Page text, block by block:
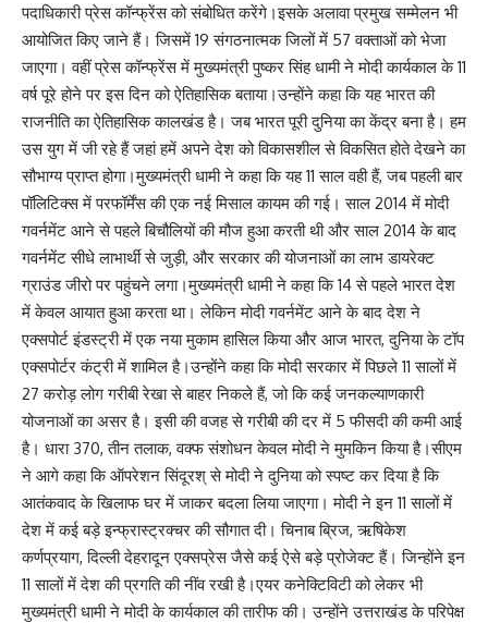
पदाधिकारी प्रेस कॉन्फ्रेंस को संबोधित करेंगे।इसके अलावा प्रमुख सम्मेलन भी
आयोजित किए जाने हैं। जिसमें 19 संगठनात्मक जिलों में 57 वक्ताओं को भेजा
जाएगा। वहीं प्रेस कॉन्फ्रेंस में मुख्यमंत्री पुष्कर सिंह धामी ने मोदी कार्यकाल के 11
वर्ष पूरे होने पर इस दिन को ऐतिहासिक बताया।उन्होंने कहा कि यह भारत की
राजनीति का ऐतिहासिक कालखंड है। जब भारत पूरी दुनिया का केंद्र बना है। हम
उस युग में जी रहे हैं जहां हमें अपने देश को विकासशील से विकसित होते देखने का
सौभाग्य प्राप्त होगा।मुख्यमंत्री धामी ने कहा कि यह 11 साल वही हैं, जब पहली बार
पॉलिटिक्स में परफॉर्मेंस की एक नई मिसाल कायम की गई। साल 2014 में मोदी
गवर्नमेंट आने से पहले बिचौलियों की मौज हुआ करती थी और साल 2014 के बाद
गवर्नमेंट सीधे लाभार्थी से जुड़ी, और सरकार की योजनाओं का लाभ डायरेक्ट
ग्राउंड जीरो पर पहुंचने लगा।मुख्यमंत्री धामी ने कहा कि 14 से पहले भारत देश
में केवल आयात हुआ करता था। लेकिन मोदी गवर्नमेंट आने के बाद देश ने
एक्सपोर्ट इंडस्ट्री में एक नया मुकाम हासिल किया और आज भारत, दुनिया के टॉप
एक्सपोर्टर कंट्री में शामिल है।उन्होंने कहा कि मोदी सरकार में पिछले 11 सालों में
27 करोड़ लोग गरीबी रेखा से बाहर निकले हैं, जो कि कई जनकल्याणकारी
योजनाओं का असर है। इसी की वजह से गरीबी की दर में 5 फीसदी की कमी आई
है। धारा 370, तीन तलाक, वक्फ संशोधन केवल मोदी ने मुमकिन किया है।सीएम
ने आगे कहा कि ऑपरेशन सिंदूरश् से मोदी ने दुनिया को स्पष्ट कर दिया है कि
आतंकवाद के खिलाफ घर में जाकर बदला लिया जाएगा। मोदी ने इन 11 सालों में
देश में कई बड़े इन्फ्रास्ट्रक्चर की सौगात दी। चिनाब ब्रिज, ऋषिकेश
कर्णप्रयाग, दिल्ली देहरादून एक्सप्रेस जैसे कई ऐसे बड़े प्रोजेक्ट हैं। जिन्होंने इन
11 सालों में देश की प्रगति की नींव रखी है।एयर कनेक्टिविटी को लेकर भी
मुख्यमंत्री धामी ने मोदी के कार्यकाल की तारीफ की। उन्होंने उत्तराखंड के परिपेक्ष